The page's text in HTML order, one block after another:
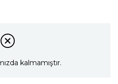
kalmamıştır.